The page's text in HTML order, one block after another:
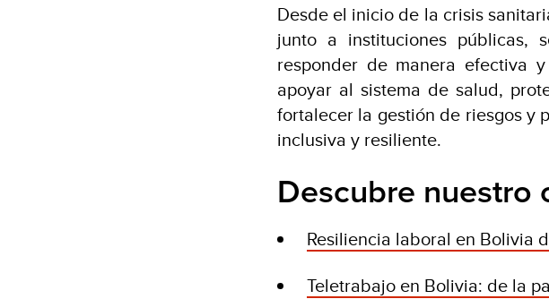
Desde el inicio de la crisis
junto a instituciones públicas,
responder de manera efectiva
apoyar al sistema de salud,
fortalecer la gestión de riesgos y
inclusiva y resiliente.
Descubre nuestro
Resiliencia laboral en Bolivia
Teletrabajo en Bolivia: de la